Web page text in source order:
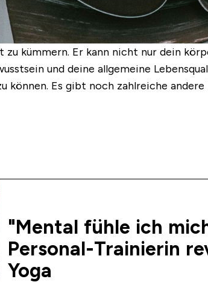
kümmern. Er kann nicht nur dein
und deine allgemeine
Es gibt noch zahlreiche
"Mental fühle ich
Personal-Trainierin
Yoga